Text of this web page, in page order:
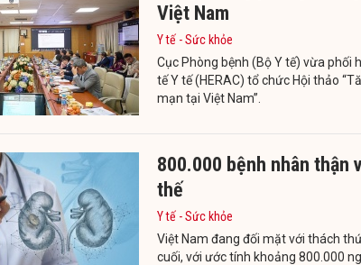
Việt Nam
Y tế - Sức khỏe
Cục Phòng bệnh (Bộ Y tế) vừa phối
tế Y tế (HERAC) tổ chức Hội thảo
mạn tại Việt Nam”.
800.000 bệnh nhân thận
thế
Y tế - Sức khỏe
Việt Nam đang đối mặt với thách
cuối, với ước tính khoảng 800.000